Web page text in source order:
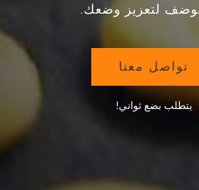
لتعزيز وضعك.
تواصل معنا
يتطلب بضع ثواني!